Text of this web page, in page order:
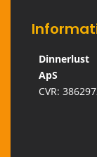
Dinnerlust
ApS
CVR: